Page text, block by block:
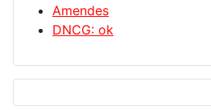
Amendes
DNCG: ok